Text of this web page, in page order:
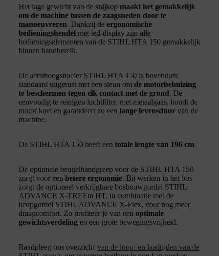
Het lage gewicht van de snijkop maakt het gemakkelijk
om de machine tussen de zaagsneden door te
manoeuvreren. Dankzij de ergonomische
bedieningshendel met led-display zijn alle
bedieningselementen van de STIHL HTA 150 gemakkelijk
binnen handbereik.
De accuhoogsnoeier STIHL HTA 150 is bovendien
standaard uitgerust met een steun om de motorbehuizing
te beschermen tegen elk contact met de grond. De
eenvoudig te reinigen luchtfilter, met metaalgaas, houdt de
motor koel en garandeert zo een lange levensduur van de
machine.
De STIHL HTA 150 heeft een totale lengte van 196 cm.
De optionele beugelhandgreep voor de STIHL HTA 150
zorgt voor een betere ergonomie. Bij werken in het bos
zorgt de optioneel verkrijgbare bosbouwgordel STIHL
ADVANCE X-TREEm HT, in combinatie met de
heupgordel STIHL ADVANCE X-Flex, voor nog meer
draagcomfort. Zo profiteer je van een optimale
gewichtsverdeling en een grote bewegingsvrijheid.
Raadpleeg ons overzicht van de loop- en laadtijden van de